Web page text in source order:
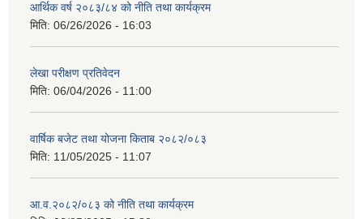
आर्थिक वर्ष २०८३/८४ को नीति तथा कार्यक्रम
मिति: 06/26/2026 - 16:03
लेखा परीक्षण प्रतिवेदन
मिति: 06/04/2026 - 11:00
वार्षिक बजेट तथा योजना किताब २०८२/०८३
मिति: 11/05/2025 - 11:07
आ.व.२०८२/०८३ को नीति तथा कार्यक्रम